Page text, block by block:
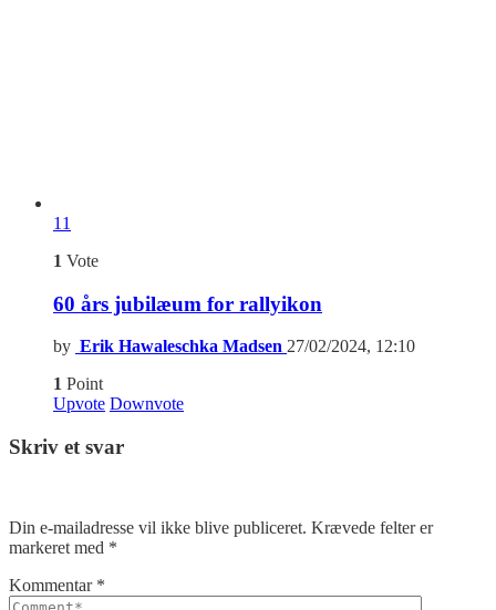
11
1 Vote
60 års jubilæum for rallyikon
by Erik Hawaleschka Madsen 27/02/2024, 12:10
1 Point
Upvote Downvote
Skriv et svar
Din e-mailadresse vil ikke blive publiceret. Krævede felter er
markeret med *
Kommentar *